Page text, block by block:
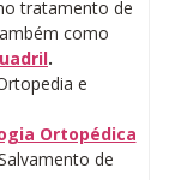
tratamento de
como
.
e
Ortopédica
de